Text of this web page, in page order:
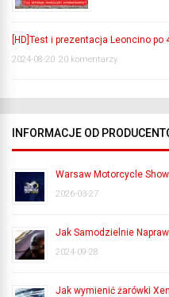
[HD]Test i prezentacja Leoncino po
2024-08-20 20 komentarzy
INFORMACJE OD
Warsaw Motorcycle
2026-03-27
Jak Samodzielnie
2024-09-28
Jak wymienić żarówki